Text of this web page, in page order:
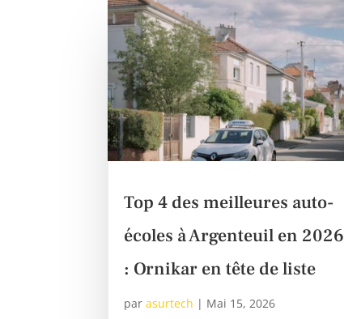
Top 4 des meilleures auto-
écoles à Argenteuil en 2026
: Ornikar en tête de liste
parasurtech | Mai 15, 2026